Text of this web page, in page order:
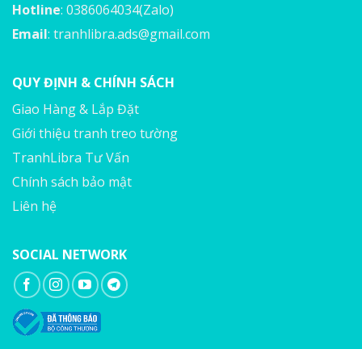
Hotline: 0386064034(Zalo)
Email: tranhlibra.ads@gmail.com
QUY ĐỊNH & CHÍNH SÁCH
Giao Hàng & Lắp Đặt
Giới thiệu tranh treo tường
TranhLibra Tư Vấn
Chính sách bảo mật
Liên hệ
SOCIAL NETWORK